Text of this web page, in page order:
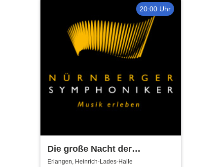
20:00 Uhr
Die große Nacht der
Filmmusik mit den
Erlangen, Heinrich-Lades-Halle